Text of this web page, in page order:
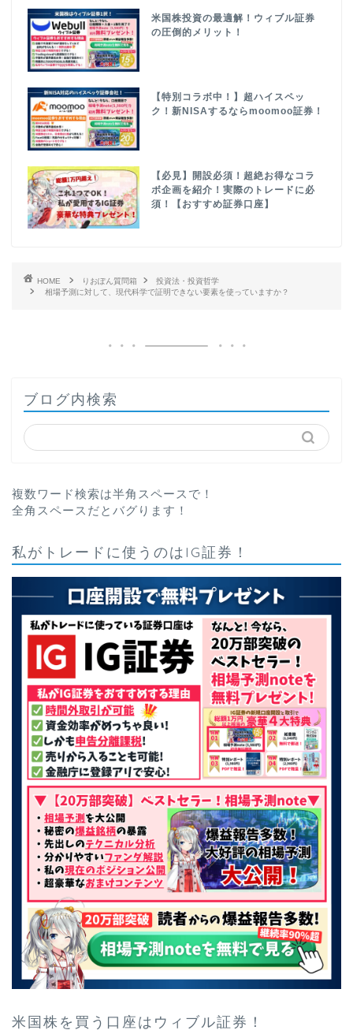
米国株投資の最適解！ウィブル証券
の圧倒的メリット！
【特別コラボ中！】超ハイスペッ
ク！新NISAするならmoomoo証券！
【必見】開設必須！超絶お得なコラ
ボ企画を紹介！実際のトレードに必
須！【おすすめ証券口座】
HOME りおぽん質問箱
投資法・投資哲学
相場予測に対して、現代科学で証明できない要素を使っていますか？
ブログ内検索
複数ワード検索は半角スペースで！
全角スペースだとバグります！
私がトレードに使うのはIG証券！
米国株を買う口座はウィブル証券！